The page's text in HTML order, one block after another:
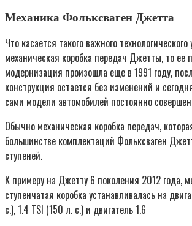
Механика Фольксваген Джетта
Что касается такого важного технологического
механическая коробка передач Джетты, то ее
модернизация произошла еще в 1991 году,
конструкция остается без изменений и
сами модели автомобилей постоянно
Обычно механическая коробка передач,
большинстве комплектаций Фольксваген
ступеней.
К примеру на Джетту 6 поколения 2012 года,
ступенчатая коробка устанавливалась на
с.), 1.4 TSI (150 л. с.) и двигатель 1.6